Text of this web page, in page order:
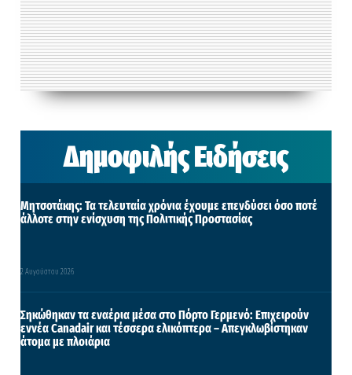
Δημοφιλής Ειδήσεις
Μητσοτάκης: Τα τελευταία χρόνια έχουμε επενδύσει όσο ποτέ
άλλοτε στην ενίσχυση της Πολιτικής Προστασίας
2 Αυγούστου 2026
Σηκώθηκαν τα εναέρια μέσα στο Πόρτο Γερμενό: Επιχειρούν
εννέα Canadair και τέσσερα ελικόπτερα – Απεγκλωβίστηκαν
άτομα με πλοιάρια